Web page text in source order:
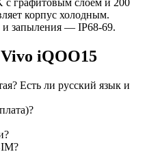
корпус холодным.
и запыления — IP68-69.
iQOO15
Есть ли русский язык и